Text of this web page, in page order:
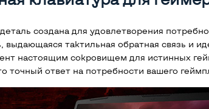
создана для удовлетворения
тактильная обратная связь и
настоящим сокровищем для истинных
точный ответ на потребности вашего